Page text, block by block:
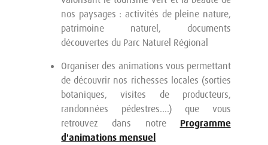
nos paysages : activités de pleine nature,
patrimoine naturel, documents
découvertes du Parc Naturel Régional
Organiser des animations vous permettant
de découvrir nos richesses locales (sorties
botaniques, visites de producteurs,
randonnées pédestres....) que vous
retrouvez dans notre Programme
d'animations mensuel